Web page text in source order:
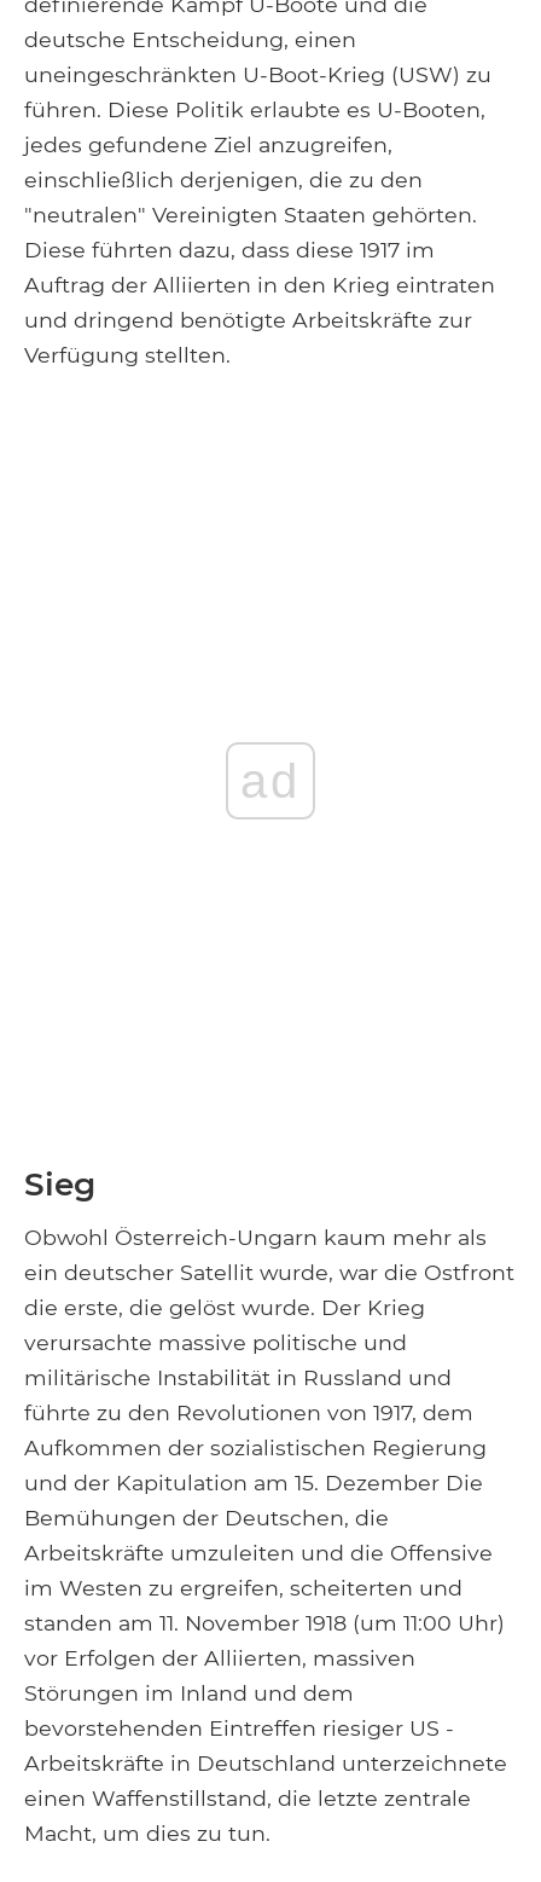
deutsche Entscheidung, einen
uneingeschränkten U-Boot-Krieg (USW) zu
führen. Diese Politik erlaubte es U-Booten,
jedes gefundene Ziel anzugreifen,
einschließlich derjenigen, die zu den
"neutralen" Vereinigten Staaten gehörten.
Diese führten dazu, dass diese 1917 im
Auftrag der Alliierten in den Krieg eintraten
und dringend benötigte Arbeitskräfte zur
Verfügung stellten.
ad
Sieg
Obwohl Österreich-Ungarn kaum mehr als
ein deutscher Satellit wurde, war die Ostfront
die erste, die gelöst wurde. Der Krieg
verursachte massive politische und
militärische Instabilität in Russland und
führte zu den Revolutionen von 1917, dem
Aufkommen der sozialistischen Regierung
und der Kapitulation am 15. Dezember Die
Bemühungen der Deutschen, die
Arbeitskräfte umzuleiten und die Offensive
im Westen zu ergreifen, scheiterten und
standen am 11. November 1918 (um 11:00 Uhr)
vor Erfolgen der Alliierten, massiven
Störungen im Inland und dem
bevorstehenden Eintreffen riesiger US -
Arbeitskräfte in Deutschland unterzeichnete
einen Waffenstillstand, die letzte zentrale
Macht, um dies zu tun.